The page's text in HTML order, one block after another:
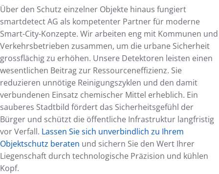
Über den Schutz einzelner Objekte hinaus fungiert
smartdetect AG als kompetenter Partner für moderne
Smart-City-Konzepte. Wir arbeiten eng mit Kommunen und
Verkehrsbetrieben zusammen, um die urbane Sicherheit
grossflächig zu erhöhen. Unsere Detektoren leisten einen
wesentlichen Beitrag zur Ressourceneffizienz. Sie
reduzieren unnötige Reinigungszyklen und den damit
verbundenen Einsatz chemischer Mittel erheblich. Ein
sauberes Stadtbild fördert das Sicherheitsgefühl der
Bürger und schützt die öffentliche Infrastruktur langfristig
vor Verfall. Lassen Sie sich unverbindlich zu Ihrem
Objektschutz beraten und sichern Sie den Wert Ihrer
Liegenschaft durch technologische Präzision und kühlen
Kopf.